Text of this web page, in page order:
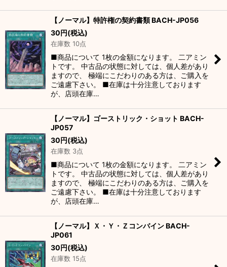
【ノーマル】特許権の契約書類 BACH-JP056
30円(税込)
在庫数 10点
■商品について 1枚の金額になります。 二アミン
トです。 中古品の状態に対しては、個人差があり
ますので、 極端にこだわりのある方は、ご購入を
ご遠慮下さい。 ■在庫は十分注意しております
が、店頭在庫…
【ノーマル】ゴーストリック・ショット BACH-
JP057
30円(税込)
在庫数 3点
■商品について 1枚の金額になります。 二アミン
トです。 中古品の状態に対しては、個人差があり
ますので、 極端にこだわりのある方は、ご購入を
ご遠慮下さい。 ■在庫は十分注意しております
が、店頭在庫…
【ノーマル】Ｘ・Ｙ・Ｚコンバイン BACH-
JP061
30円(税込)
在庫数 15点